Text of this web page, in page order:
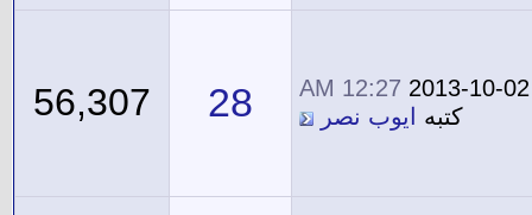
2013-10-02
12:27 AM
كتبه
ايوب نصر 28
56,307